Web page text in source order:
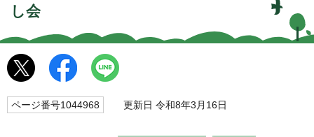
し会
ページ番号1044968 更新日 令和8年3月16日